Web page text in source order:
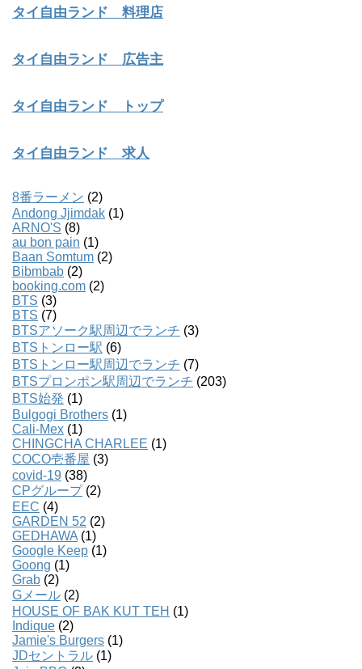
タイ自由ランド 料理店
タイ自由ランド 広告主
タイ自由ランド トップ
タイ自由ランド 求人
8番ラーメン (2)
Andong Jjimdak (1)
ARNO'S (8)
au bon pain (1)
Baan Somtum (2)
Bibmbab (2)
booking.com (2)
BTS (3)
BTS (7)
BTSアソーク駅周辺でランチ (3)
BTSトンロー駅 (6)
BTSトンロー駅周辺でランチ (7)
BTSプロンポン駅周辺でランチ (203)
BTS始発 (1)
Bulgogi Brothers (1)
Cali-Mex (1)
CHINGCHA CHARLEE (1)
COCO壱番屋 (3)
covid-19 (38)
CPグループ(2)
EEC (4)
GARDEN 52 (2)
GEDHAWA (1)
Google Keep (1)
Goong (1)
Grab (2)
Gメール (2)
HOUSE OF BAK KUT TEH (1)
Indique (2)
Jamie's Burgers (1)
JDセントラル (1)